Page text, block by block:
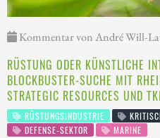
Kommentar von André Will-
RÜSTUNG ODER KÜNSTLICHE
BLOCKBUSTER-SUCHE MIT
STRATEGIC RESOURCES UND
RÜSTUNGSINDUSTRIE
DEFENSE-SEKTOR
MARINE